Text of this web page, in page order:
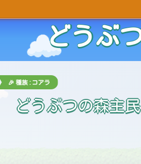
どうぶ
🎉 種族 : コアラ
どうぶつの森主民